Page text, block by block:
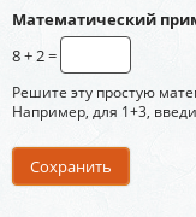
Математический
8 + 2 =
Решите эту простую
Например, для 1+3,